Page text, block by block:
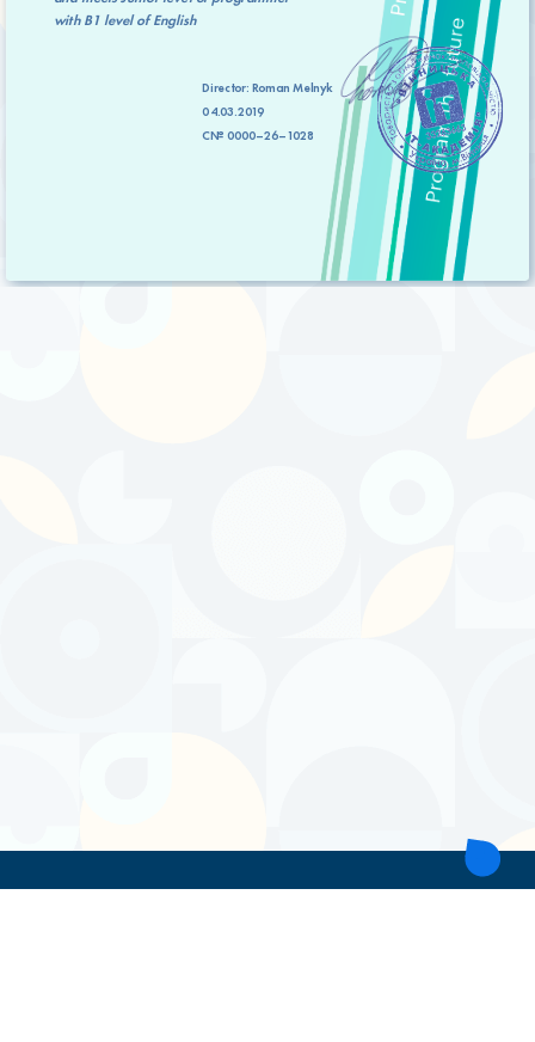
withB1 levelof English
Director: Roman Melnyk
04.03.2019
C№ 0000–26–1028